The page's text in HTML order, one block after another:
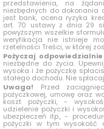
przedstawienia, na
niezbędnych do dokonania
jest bank, ocena ryzyka
art. 70 ustawy z dnia 29
powyższym wszelkie
weryfikacja nie istnieje
rzetelności Treści, w której
Pożyczaj odpowiedzialnie
niezbędne do życia.
wysoka i że pożyczkę
stałego dochodu. Nie
Uwaga! Przed
pożyczkowej, umowę oraz
koszt pożyczki, -
udzielenie pożyczki i
ubezpieczeń itp., -
pożyczki w tym wysokość